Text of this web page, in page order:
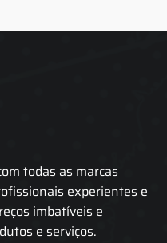
todas as marcas
experientes e
imbatíveis e
e serviços.